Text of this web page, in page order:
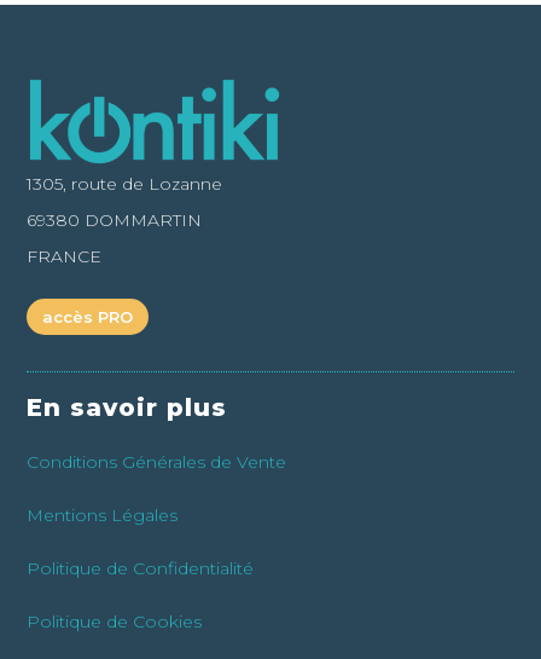
1305, route de Lozanne
69380 DOMMARTIN
FRANCE
accès PRO
En savoir plus
Conditions Générales de Vente
Mentions Légales
Politique de Confidentialité
Politique de Cookies